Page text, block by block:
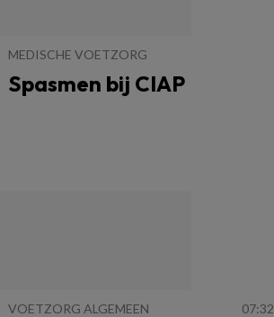
MEDISCHE VOETZORG
Spasmen bij CIAP
VOETZORG ALGEMEEN 07:32